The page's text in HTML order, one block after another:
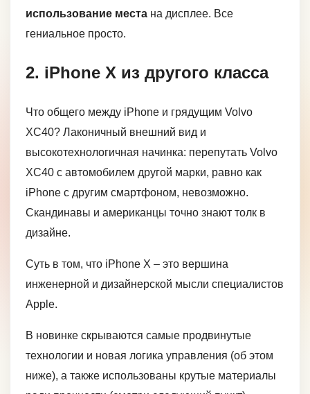
использование места на дисплее. Все
гениальное просто.
2. iPhone X из другого класса
Что общего между iPhone и грядущим Volvo
XC40? Лаконичный внешний вид и
высокотехнологичная начинка: перепутать Volvo
XC40 с автомобилем другой марки, равно как
iPhone c другим смартфоном, невозможно.
Скандинавы и американцы точно знают толк в
дизайне.
Суть в том, что iPhone X – это вершина
инженерной и дизайнерской мысли специалистов
Apple.
В новинке скрываются самые продвинутые
технологии и новая логика управления (об этом
ниже), а также использованы крутые материалы